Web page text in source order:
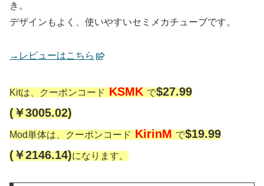
き。
デザインもよく、使いやすいセミメカチューブです。
→レビューはこちら
Kitは、クーポンコードKSMKで$27.99
(￥3005.02)
Mod単体は、クーポンコードKirinMで$19.99
(￥2146.14)になります。